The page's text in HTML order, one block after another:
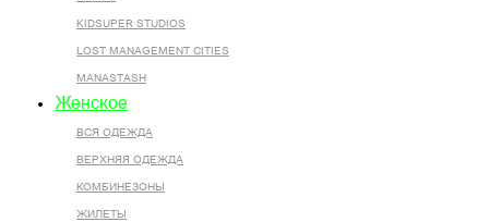
KIDSUPER STUDIOS
LOST MANAGEMENT CITIES
MANASTASH
Женское
ВСЯ ОДЕЖДА
ВЕРХНЯЯ ОДЕЖДА
КОМБИНЕЗОНЫ
ЖИЛЕТЫ